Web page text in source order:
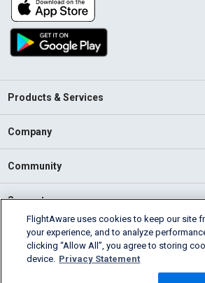
Products & Services
Company
Community
Support
English (USA)
2026 FlightAware
Cookie Settings
FlightAware uses cookies to keep our site
your experience, and to analyze
clicking “Allow All”, you agree to storing
device. Privacy Statement